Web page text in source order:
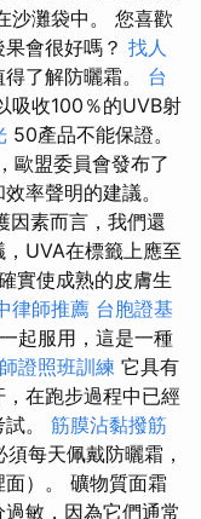
沙灘袋中。 您喜歡
會很好嗎？ 找人
了解防曬霜。 台
吸收100％的UVB射
50產品不能保證。
歐盟委員會發布了
率聲明的建議。
因素而言，我們還
UVA在標籤上應至
實使成熟的皮膚生
律師推薦 台胞證基
起服用，這是一種
證照班訓練 它具有
在跑步過程中已經
。 筋膜沾黏撥筋
須每天佩戴防曬霜，
）。 礦物質面霜
敏，因為它們通常